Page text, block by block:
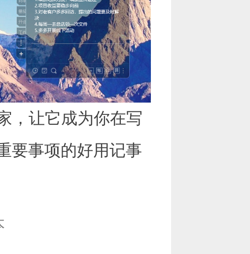
，让它成为你在写
要事项的好用记事